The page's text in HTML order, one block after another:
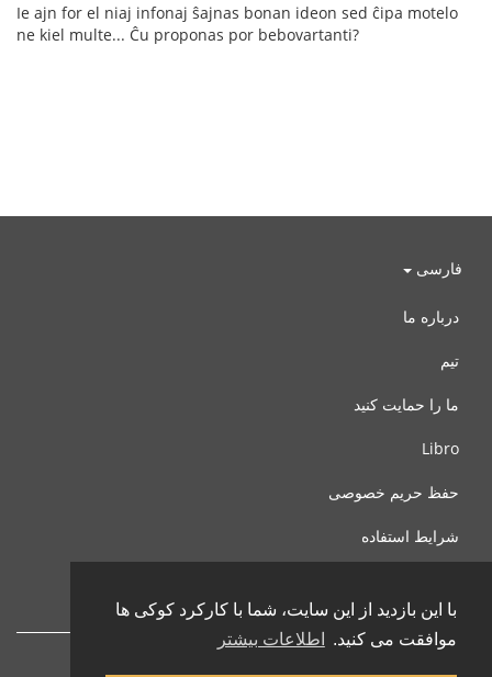
با این بازدید از این سایت، شما با کارکرد کوکی ها
موافقت می کنید.
اطلاعات بیشتر
Ie ajn for el niaj infonaj ŝajnas bonan ideon sed ĉipa motelo
ne kiel multe... Ĉu proponas por bebovartanti?
فارسی
درباره ما
تیم
ما را حمایت کنید
Libro
حفظ حریم خصوصی
شرایط استفاده